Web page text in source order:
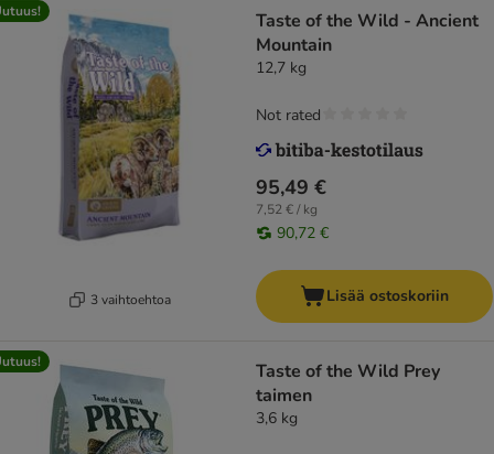
3 vaihtoehtoa
Taste of the Wild - Ancient
Mountain
12,7 kg
95,49 €
7,52 € / kg
90,72 €
Not rated
Lisää ostoskoriin
Taste of the Wild Prey
taimen
3,6 kg